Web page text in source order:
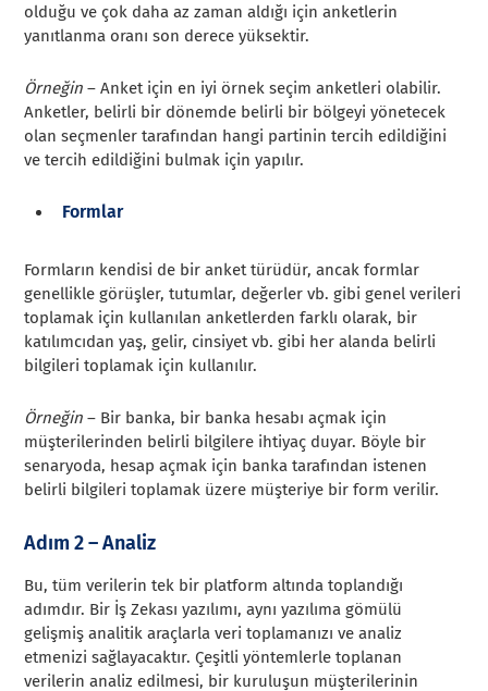
olduğu ve çok daha az zaman aldığı için anketlerin
yanıtlanma oranı son derece yüksektir.
Örneğin – Anket için en iyi örnek seçim anketleri olabilir.
Anketler, belirli bir dönemde belirli bir bölgeyi yönetecek
olan seçmenler tarafından hangi partinin tercih edildiğini
ve tercih edildiğini bulmak için yapılır.
Formlar
Formların kendisi de bir anket türüdür, ancak formlar
genellikle görüşler, tutumlar, değerler vb. gibi genel verileri
toplamak için kullanılan anketlerden farklı olarak, bir
katılımcıdan yaş, gelir, cinsiyet vb. gibi her alanda belirli
bilgileri toplamak için kullanılır.
Örneğin – Bir banka, bir banka hesabı açmak için
müşterilerinden belirli bilgilere ihtiyaç duyar. Böyle bir
senaryoda, hesap açmak için banka tarafından istenen
belirli bilgileri toplamak üzere müşteriye bir form verilir.
Adım 2 – Analiz
Bu, tüm verilerin tek bir platform altında toplandığı
adımdır. Bir İş Zekası yazılımı, aynı yazılıma gömülü
gelişmiş analitik araçlarla veri toplamanızı ve analiz
etmenizi sağlayacaktır. Çeşitli yöntemlerle toplanan
verilerin analiz edilmesi, bir kuruluşun müşterilerinin